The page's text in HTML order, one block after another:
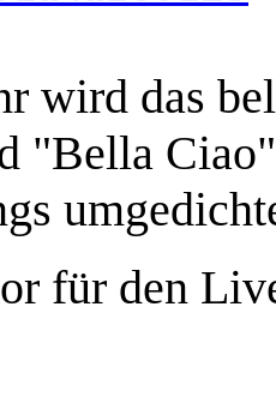
wird das
"Bella
für den